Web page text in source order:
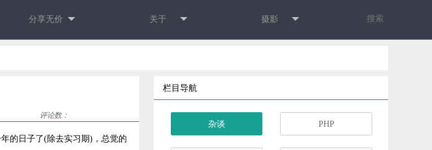
分享无价 关于 摄影 ဆ
评论数：
的日子了(除去实习期)，总觉的
栏目导航
杂谈 PHP